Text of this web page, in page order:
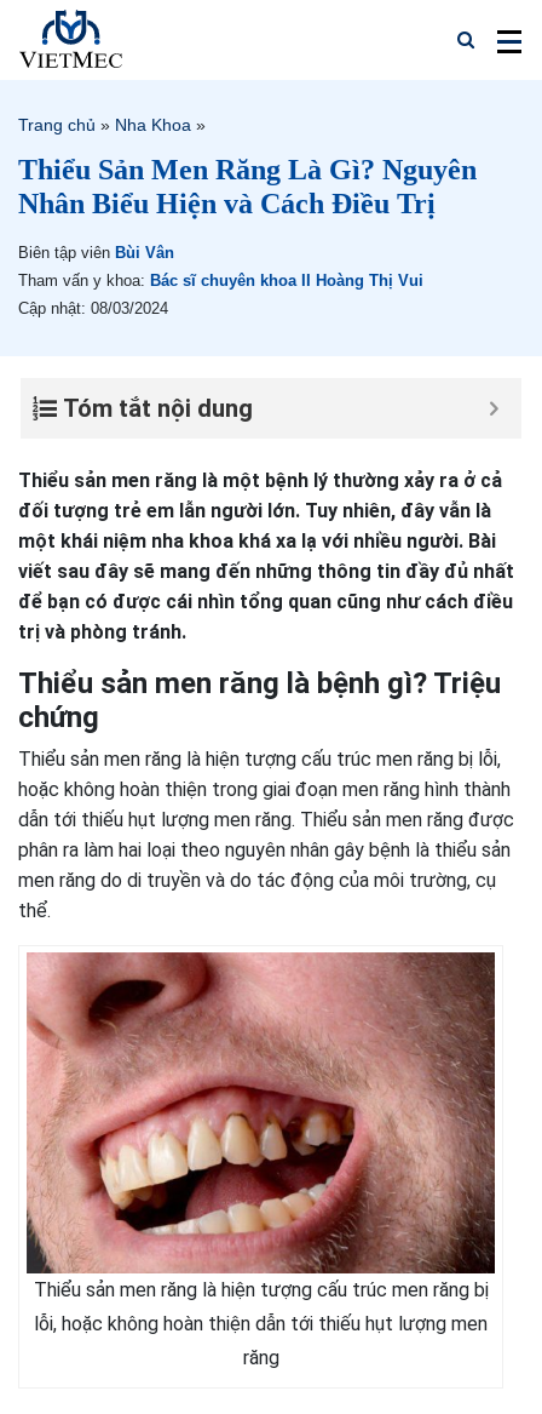
Trang chủ » Nha Khoa »
Thiểu Sản Men Răng Là Gì? Nguyên
Nhân Biểu Hiện và Cách Điều Trị
Biên tập viên Bùi Vân
Tham vấn y khoa: Bác sĩ chuyên khoa II Hoàng Thị Vui
Cập nhật: 08/03/2024
Tóm tắt nội dung
Thiểu sản men răng là một bệnh lý thường xảy ra ở cả
đối tượng trẻ em lẫn người lớn. Tuy nhiên, đây vẫn là
một khái niệm nha khoa khá xa lạ với nhiều người. Bài
viết sau đây sẽ mang đến những thông tin đầy đủ nhất
để bạn có được cái nhìn tổng quan cũng như cách điều
trị và phòng tránh.
Thiểu sản men răng là bệnh gì? Triệu
chứng
Thiểu sản men răng là hiện tượng cấu trúc men răng bị lỗi,
hoặc không hoàn thiện trong giai đoạn men răng hình thành
dẫn tới thiếu hụt lượng men răng. Thiểu sản men răng được
phân ra làm hai loại theo nguyên nhân gây bệnh là thiểu sản
men răng do di truyền và do tác động của môi trường, cụ
thể.
Thiểu sản men răng là hiện tượng cấu trúc men răng bị
lỗi, hoặc không hoàn thiện dẫn tới thiếu hụt lượng men
răng